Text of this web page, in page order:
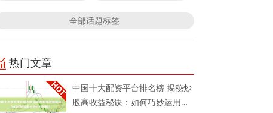
全部话题标签
热门文章
中国十大配资平台排名榜 揭秘炒
股高收益秘诀：如何巧妙运用十